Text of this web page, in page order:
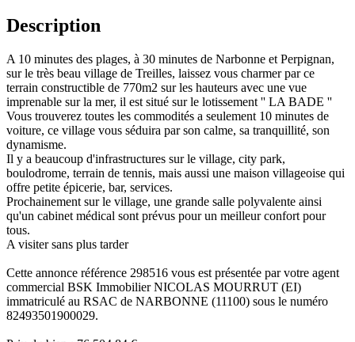
Description
A 10 minutes des plages, à 30 minutes de Narbonne et Perpignan,
sur le très beau village de Treilles, laissez vous charmer par ce
terrain constructible de 770m2 sur les hauteurs avec une vue
imprenable sur la mer, il est situé sur le lotissement '' LA BADE ''
Vous trouverez toutes les commodités a seulement 10 minutes de
voiture, ce village vous séduira par son calme, sa tranquillité, son
dynamisme.
Il y a beaucoup d'infrastructures sur le village, city park,
boulodrome, terrain de tennis, mais aussi une maison villageoise qui
offre petite épicerie, bar, services.
Prochainement sur le village, une grande salle polyvalente ainsi
qu'un cabinet médical sont prévus pour un meilleur confort pour
tous.
A visiter sans plus tarder
Cette annonce référence 298516 vous est présentée par votre agent
commercial BSK Immobilier NICOLAS MOURRUT (EI)
immatriculé au RSAC de NARBONNE (11100) sous le numéro
82493501900029.